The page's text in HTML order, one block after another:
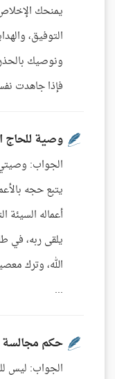
يمنحك
التوفيق،
ونوصيك
فإذا جاهدت
وصية للحاج
الجواب: وصيتي
يتبع حجه
أعماله
يلقى ربه، في
الله، وترك
...
حكم مجالسة
الجواب: ليس